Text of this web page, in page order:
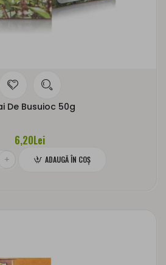
De Busuioc 50g
6,20Lei
ADAUGĂ ÎN COŞ